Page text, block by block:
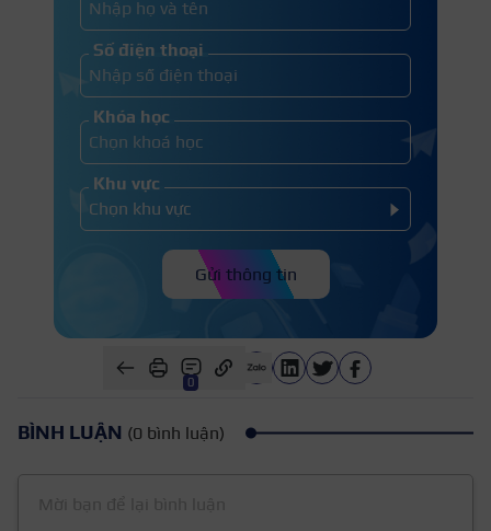
Số điện thoại
Khóa học
Khu vực
Gửi thông tin
0
BÌNH LUẬN (0 bình luận)